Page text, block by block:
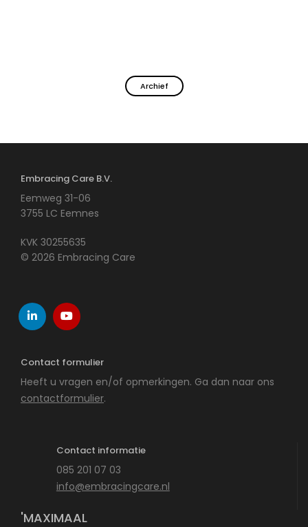
Archief
Embracing Care B.V.
Eemweg 31-06
3755 LC Eemnes
KVK 30255635
© 2026 Embracing Care
Contact formulier
Heeft u vragen en/of opmerkingen. Ga dan naar ons
contactformulier.
Contact informatie
085 201 07 03
info@embracingcare.nl
'MAXIMAAL